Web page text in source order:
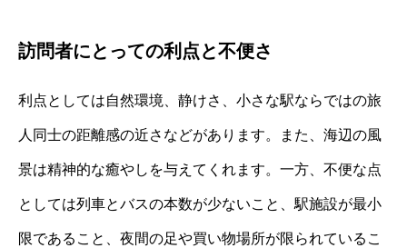
訪問者にとっての利点と不便さ
利点としては自然環境、静けさ、小さな駅ならではの旅
人同士の距離感の近さなどがあります。また、海辺の風
景は精神的な癒やしを与えてくれます。一方、不便な点
としては列車とバスの本数が少ないこと、駅施設が最小
限であること、夜間の足や買い物場所が限られているこ